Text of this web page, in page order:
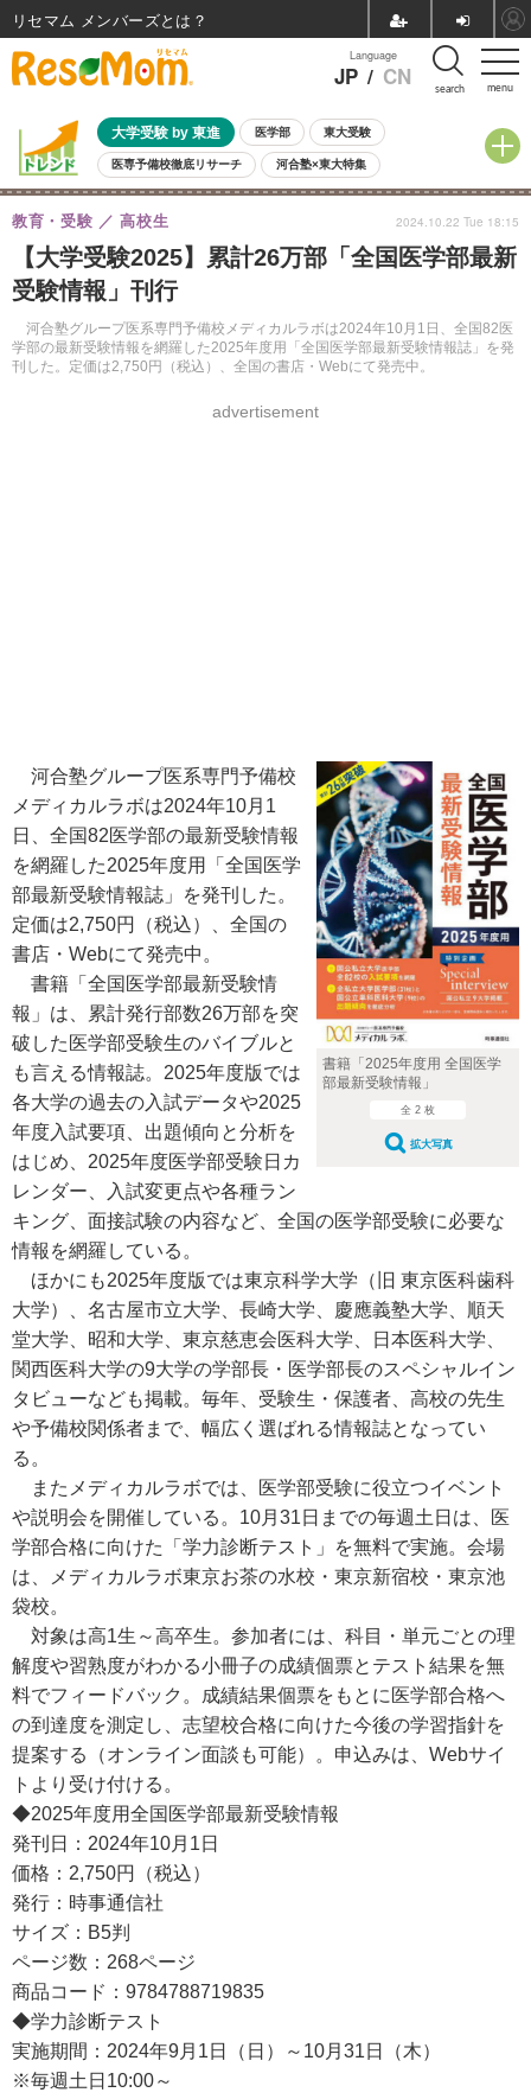
menu
Language
JP / CN search
大学受験 by 東進 医学部 東大受験
医専予備校徹底リサーチ 河合塾×東大特集
親子で考える大学選び 高校受験 中学受験 小学校受験
共通テスト 夏休み
8月開催イベント・WS 全国公立高校 過去問 人気記事
自由研究教材（小学生向け）
【大学受験2025】累計26万部「全国医学部最新
受験情報」刊行
河合塾グループ医系専門予備校メディカルラボは2024年10月1日、全国82医
学部の最新受験情報を網羅した2025年度用「全国医学部最新受験情報誌」を発
刊した。定価は2,750円（税込）、全国の書店・Webにて発売中。
教育・受験 高校生
advertisement
2024.10.22 Tue 18:15
書籍「2025年度用 全国医学
部最新受験情報」
全 2 枚
拡大写真
河合塾グループ医系専門予備校
メディカルラボは2024年10月1
日、全国82医学部の最新受験情報
を網羅した2025年度用「全国医学
部最新受験情報誌」を発刊した。
定価は2,750円（税込）、全国の
書店・Webにて発売中。
書籍「全国医学部最新受験情
報」は、累計発行部数26万部を突
破した医学部受験生のバイブルと
も言える情報誌。2025年度版では
各大学の過去の入試データや2025
年度入試要項、出題傾向と分析を
はじめ、2025年度医学部受験日カ
レンダー、入試変更点や各種ラン
キング、面接試験の内容など、全国の医学部受験に必要な
情報を網羅している。
ほかにも2025年度版では東京科学大学（旧 東京医科歯科
大学）、名古屋市立大学、長崎大学、慶應義塾大学、順天
堂大学、昭和大学、東京慈恵会医科大学、日本医科大学、
関西医科大学の9大学の学部長・医学部長のスペシャルイン
タビューなども掲載。毎年、受験生・保護者、高校の先生
や予備校関係者まで、幅広く選ばれる情報誌となってい
る。
またメディカルラボでは、医学部受験に役立つイベント
や説明会を開催している。10月31日までの毎週土日は、医
学部合格に向けた「学力診断テスト」を無料で実施。会場
は、メディカルラボ東京お茶の水校・東京新宿校・東京池
袋校。
対象は高1生～高卒生。参加者には、科目・単元ごとの理
解度や習熟度がわかる小冊子の成績個票とテスト結果を無
料でフィードバック。成績結果個票をもとに医学部合格へ
の到達度を測定し、志望校合格に向けた今後の学習指針を
提案する（オンライン面談も可能）。申込みは、Webサイ
トより受け付ける。
◆2025年度用全国医学部最新受験情報
発刊日：2024年10月1日
価格：2,750円（税込）
発行：時事通信社
サイズ：B5判
ページ数：268ページ
商品コード：9784788719835
◆学力診断テスト
実施期間：2024年9月1日（日）～10月31日（木）
※毎週土日10:00～
リセマム メンバーズ